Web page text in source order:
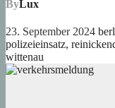
ByLux
23. September 2024
polizeieinsatz,
wittenau